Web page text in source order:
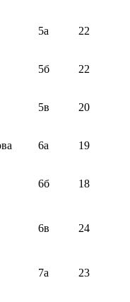
5а 22
5б 22
5в 20
6а 19
6б 18
6в 24
7а 23